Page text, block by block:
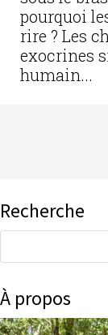
pourquoi
rire ? Les
exocrines
humain...
Recherche
À propos